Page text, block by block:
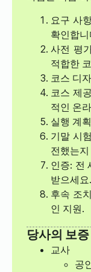
요구 사
확인합니
사전 평
적합한
코스 디
코스 제
적인 온
실행 계
기말 시
전했는
인증: 전
받으세요.
후속 조
인 지원.
당사의 보증
교사
공